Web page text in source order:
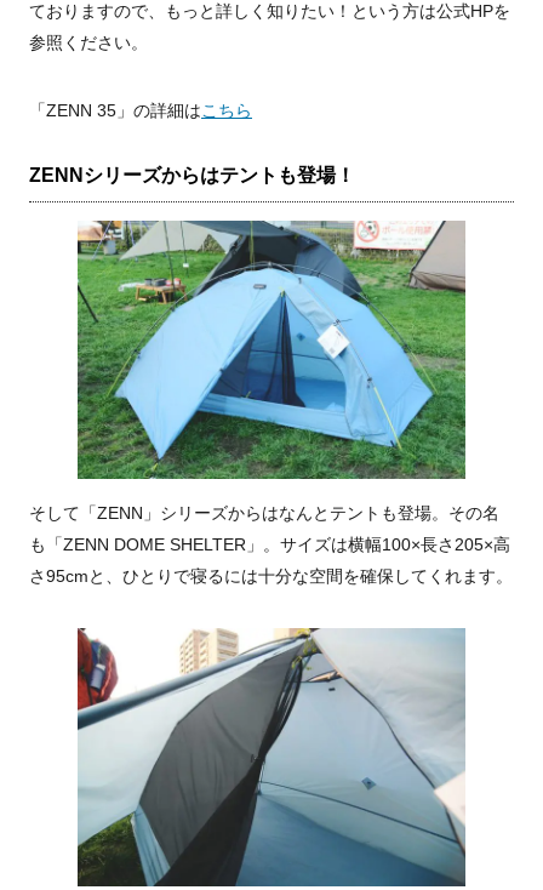
ておりますので、もっと詳しく知りたい！という方は公式HPを
参照ください。
「ZENN 35」の詳細はこちら
ZENNシリーズからはテントも登場！
そして「ZENN」シリーズからはなんとテントも登場。その名
も「ZENN DOME SHELTER」。サイズは横幅100×長さ205×高
さ95cmと、ひとりで寝るには十分な空間を確保してくれます。